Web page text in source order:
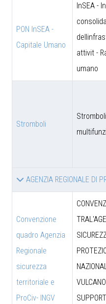
PON InSEA -
Capitale Umano
InSEA -
attivit -
umano
Stromboli
AGENZIA REGIONALE DI
Convenzione
quadro Agenzia
Regionale
sicurezza
territoriale e
ProCiv- INGV